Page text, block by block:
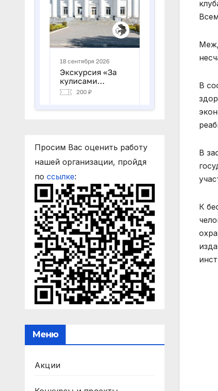
Просим Вас оценить работу
нашей организации, пройдя
по ссылке:
Меню
Акции
В
В
К